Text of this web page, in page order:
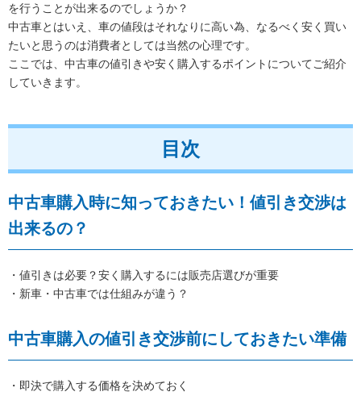
を行うことが出来るのでしょうか？
中古車とはいえ、車の値段はそれなりに高い為、なるべく安く買い
たいと思うのは消費者としては当然の心理です。
ここでは、中古車の値引きや安く購入するポイントについてご紹介
していきます。
目次
中古車購入時に知っておきたい！値引き交渉は
出来るの？
・値引きは必要？安く購入するには販売店選びが重要
・新車・中古車では仕組みが違う？
中古車購入の値引き交渉前にしておきたい準備
・即決で購入する価格を決めておく